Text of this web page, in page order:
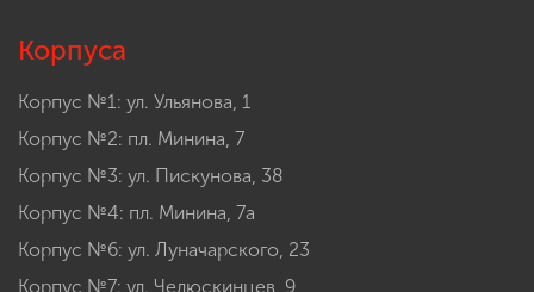
Корпуса
Корпус №1: ул. Ульянова, 1
Корпус №2: пл. Минина, 7
Корпус №3: ул. Пискунова, 38
Корпус №4: пл. Минина, 7а
Корпус №6: ул. Луначарского, 23
Корпус №7: ул. Челюскинцев, 9